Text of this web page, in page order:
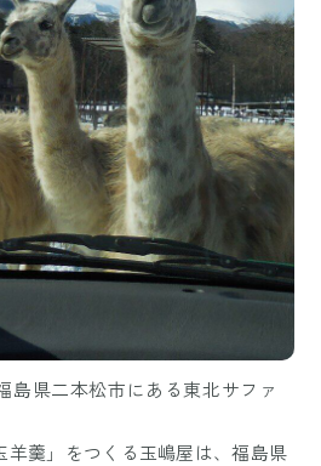
島県二本松市にある東北サファ
羊羹」をつくる玉嶋屋は、福島県